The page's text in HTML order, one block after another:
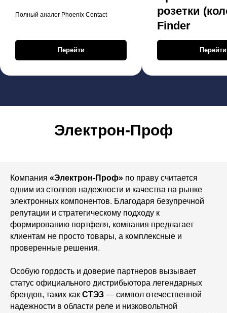
Полный аналог Phoenix Contact
Перейти
розетки
Finder
Перейти
Электрон-Проф
Компания «Электрон-Проф» по праву считается
одним из столпов надежности и качества на рынке
электронных компонентов. Благодаря безупречной
репутации и стратегическому подходу к
формированию портфеля, компания предлагает
клиентам не просто товары, а комплексные и
проверенные решения.
Особую гордость и доверие партнеров вызывает
статус официального дистрибьютора легендарных
брендов, таких как СТЭЗ — символ отечественной
надежности в области реле и низковольтной